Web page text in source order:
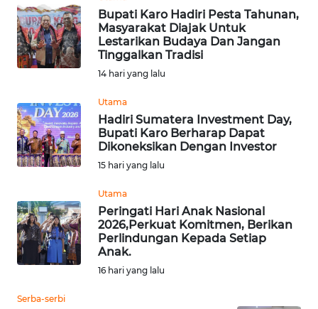
Bupati Karo Hadiri Pesta Tahunan,
Masyarakat Diajak Untuk
Lestarikan Budaya Dan Jangan
Tinggalkan Tradisi
14 hari yang lalu
Utama
Hadiri Sumatera Investment Day,
Bupati Karo Berharap Dapat
Dikoneksikan Dengan Investor
15 hari yang lalu
Utama
Peringati Hari Anak Nasional
2026,Perkuat Komitmen, Berikan
Perlindungan Kepada Setiap
Anak.
16 hari yang lalu
Serba-serbi
WN
KARAWANG
BEKASI
WN
BOGOR
DEPOK
WN
TAPANULI